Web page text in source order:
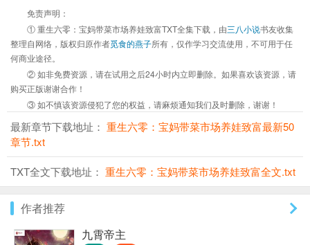
免责声明：
① 重生六零：宝妈带菜市场养娃致富TXT全集下载，由三八小说书友收集
整理自网络，版权归原作者觅食的燕子所有，仅作学习交流使用，不可用于任
何商业途径。
② 如非免费资源，请在试用之后24小时内立即删除。如果喜欢该资源，请
购买正版谢谢合作！
③ 如不慎该资源侵犯了您的权益，请麻烦通知我们及时删除，谢谢！
最新章节下载地址： 重生六零：宝妈带菜市场养娃致富最新50
章节.txt
TXT全文下载地址： 重生六零：宝妈带菜市场养娃致富全文.txt
作者推荐
九霄帝主